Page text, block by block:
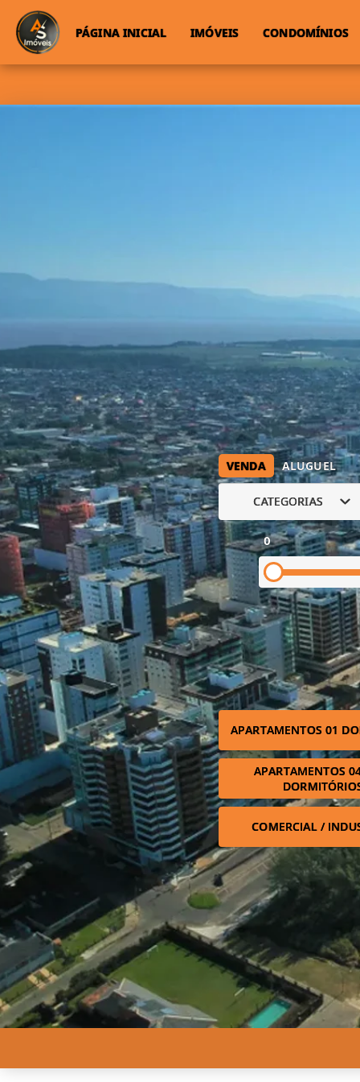
PÁGINA INICIAL IMÓVEIS CONDOMÍNIOS
VENDA ALUGUEL
CATEGORIAS
0
APARTAMENTOS 01
APARTAMENTOS
COMERCIAL /